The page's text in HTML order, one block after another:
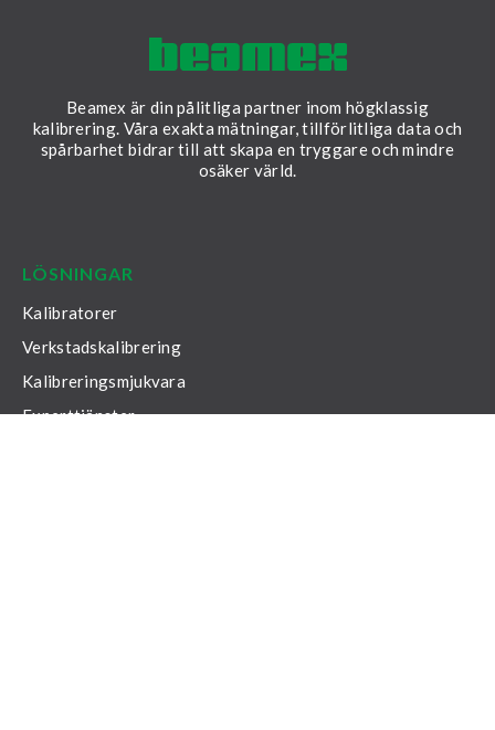
Beamex är din pålitliga partner inom högklassig
kalibrering. Våra exakta mätningar, tillförlitliga data och
spårbarhet bidrar till att skapa en tryggare och mindre
osäker värld.
LÖSNINGAR
Kalibratorer
Verkstadskalibrering
Kalibreringsmjukvara
Experttjänster